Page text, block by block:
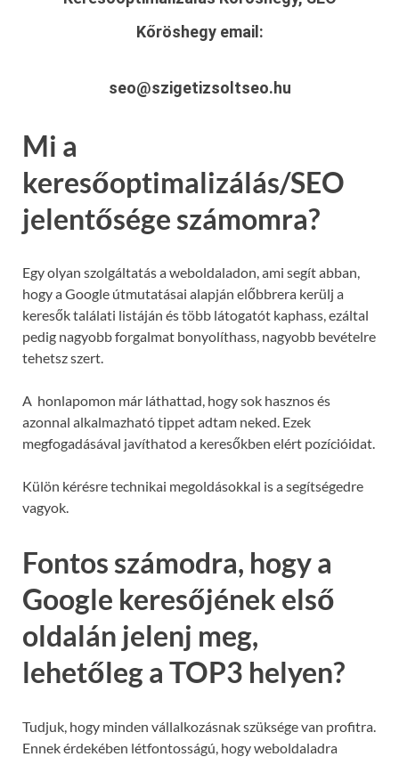
Kőröshegy email:
seo@szigetizsoltseo.hu
Mi a
keresőoptimalizálás/SEO
jelentősége számomra?
Egy olyan szolgáltatás a weboldaladon, ami segít abban,
hogy a Google útmutatásai alapján előbbrera kerülj a
keresők találati listáján és több látogatót kaphass, ezáltal
pedig nagyobb forgalmat bonyolíthass, nagyobb bevételre
tehetsz szert.
A honlapomon már láthattad, hogy sok hasznos és
azonnal alkalmazható tippet adtam neked. Ezek
megfogadásával javíthatod a keresőkben elért pozícióidat.
Külön kérésre technikai megoldásokkal is a segítségedre
vagyok.
Fontos számodra, hogy a
Google keresőjének első
oldalán jelenj meg,
lehetőleg a TOP3 helyen?
Tudjuk, hogy minden vállalkozásnak szüksége van profitra.
Ennek érdekében létfontosságú, hogy weboldaladra